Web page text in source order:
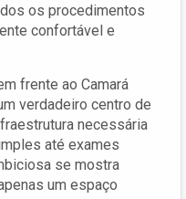
os procedimentos
confortável e
frente ao Camará
verdadeiro centro de
necessária
até exames
se mostra
um espaço